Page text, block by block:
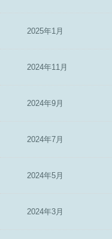
2025年1月
2024年11月
2024年9月
2024年7月
2024年5月
2024年3月